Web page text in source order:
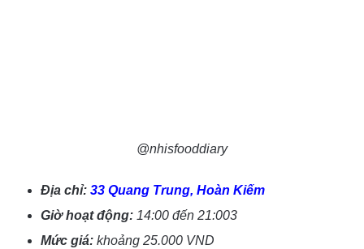
@nhisfooddiary
Địa chỉ: 33 Quang Trung, Hoàn Kiếm
Giờ hoạt động: 14:00 đến 21:003
Mức giá: khoảng 25.000 VND